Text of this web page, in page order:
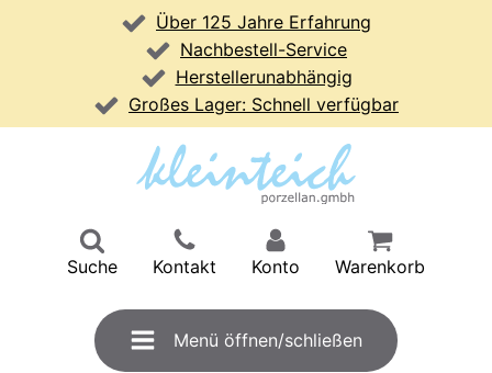
Über 125 Jahre Erfahrung
Nachbestell-Service
Herstellerunabhängig
Großes Lager: Schnell verfügbar
Suche Kontakt Konto Warenkorb
Menü öffnen/schließen